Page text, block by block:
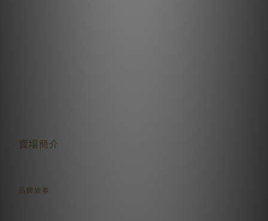
賣場簡介
品牌故事